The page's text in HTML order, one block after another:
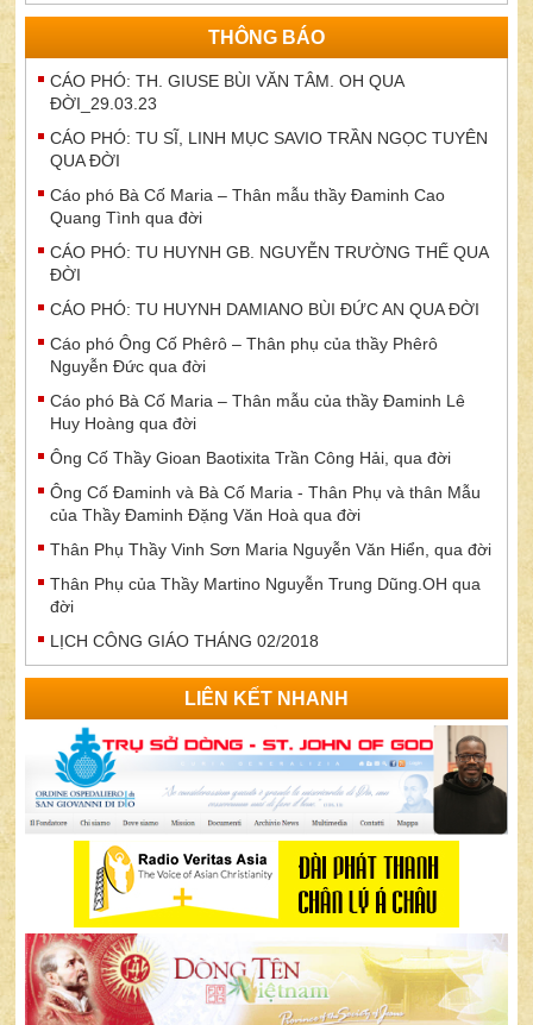
THÔNG BÁO
CÁO PHÓ: TH. GIUSE BÙI VĂN TÂM. OH QUA
ĐỜI_29.03.23
CÁO PHÓ: TU SĨ, LINH MỤC SAVIO TRẦN NGỌC TUYÊN
QUA ĐỜI
Cáo phó Bà Cố Maria – Thân mẫu thầy Đaminh Cao
Quang Tình qua đời
CÁO PHÓ: TU HUYNH GB. NGUYỄN TRƯỜNG THẾ QUA
ĐỜI
CÁO PHÓ: TU HUYNH DAMIANO BÙI ĐỨC AN QUA ĐỜI
Cáo phó Ông Cố Phêrô – Thân phụ của thầy Phêrô
Nguyễn Đức qua đời
Cáo phó Bà Cố Maria – Thân mẫu của thầy Đaminh Lê
Huy Hoàng qua đời
Ông Cố Thầy Gioan Baotixita Trần Công Hải, qua đời
Ông Cố Đaminh và Bà Cố Maria - Thân Phụ và thân Mẫu
của Thầy Đaminh Đặng Văn Hoà qua đời
Thân Phụ Thầy Vinh Sơn Maria Nguyễn Văn Hiển, qua đời
Thân Phụ của Thầy Martino Nguyễn Trung Dũng.OH qua
đời
LỊCH CÔNG GIÁO THÁNG 02/2018
LIÊN KẾT NHANH